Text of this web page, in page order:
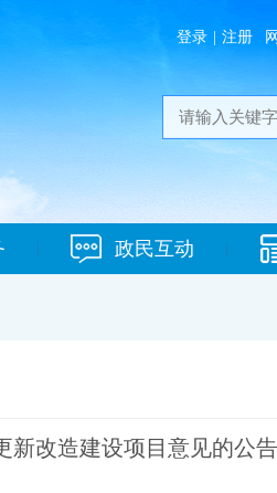
登录 注册
政民互动
新改造建设项目意见的公